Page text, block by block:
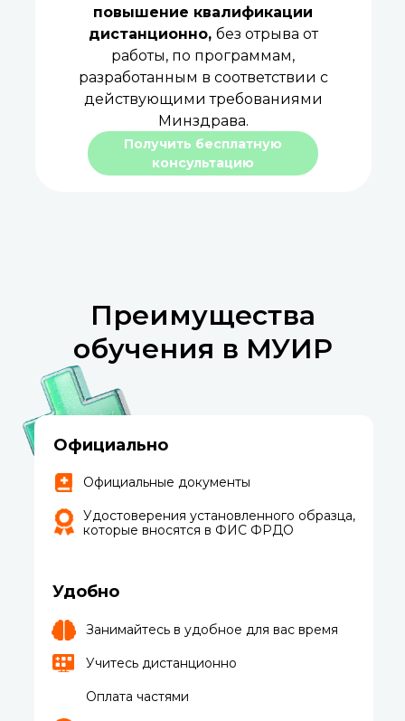
повышение квалификации
дистанционно, без отрыва от
работы, по программам,
разработанным в соответствии с
действующими требованиями
Минздрава.
Получить бесплатную
консультацию
Преимущества
обучения в МУИР
Официальные документы
Оплата частями
Занимайтесь в удобное для вас время
Удостоверения установленного образца,
которые вносятся в ФИС ФРДО
Официально
Удобно
Учитесь дистанционно